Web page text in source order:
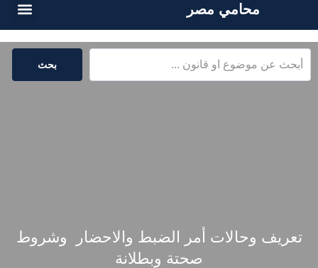
محامي مصر
بحث
تعريف وحالات أمر الضبط والاحضار وشروط
صحتة وبطلانة